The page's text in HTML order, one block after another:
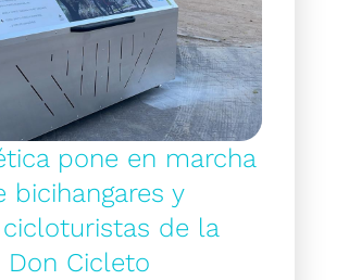
pone en marcha
bicihangares y
de la
Cicleto